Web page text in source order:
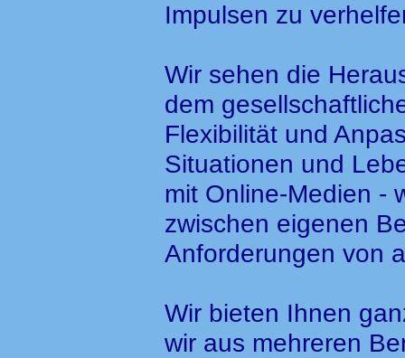
Impulsen zu
Wir sehen die
dem
Flexibilität und
Situationen und
mit Online-Medien -
zwischen eigenen
Anforderungen von
Wir bieten Ihnen
wir aus mehreren